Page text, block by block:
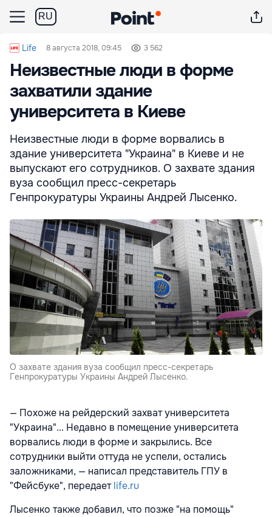
RU
Life 8 августа 2018, 09:45 3 562
Неизвестные люди в форме
захватили здание
университета в Киеве
Неизвестные люди в форме ворвались в
здание университета "Украина" в Киеве и не
выпускают его сотрудников. О захвате здания
вуза сообщил пресс-секретарь
Генпрокуратуры Украины Андрей Лысенко.
О захвате здания вуза сообщил пресс-секретарь
Генпрокуратуры Украины Андрей Лысенко.
— Похоже на рейдерский захват университета
"Украина"... Недавно в помещение университета
ворвались люди в форме и закрылись. Все
сотрудники выйти оттуда не успели, остались
заложниками, — написал представитель ГПУ в
"Фейсбуке", передаетlife.ru
Лысенко также добавил, что позже "на помощь"